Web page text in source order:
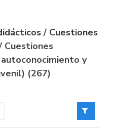
/ Cuestiones
Cuestiones
y
(267)